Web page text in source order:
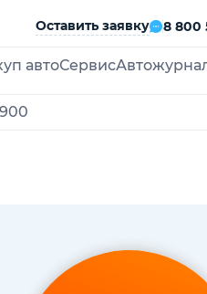
Оставить заявку 8 800
автоСервис